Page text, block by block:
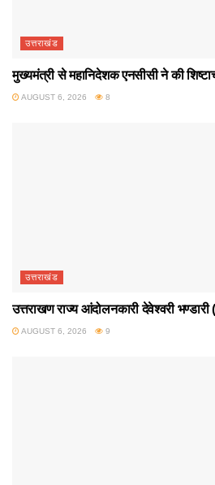
उत्तराखंड
मुख्यमंत्री से महानिदेशक एनसीसी ने की
AUGUST 6, 2026 8
उत्तराखंड
उत्तराखण राज्य आंदोलनकारी देवेश्वरी
AUGUST 6, 2026 9